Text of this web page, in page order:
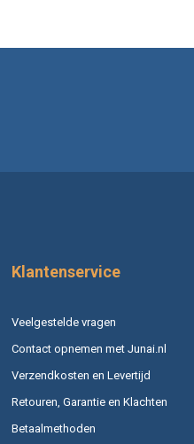
Klantenservice
Veelgestelde vragen
Contact opnemen met Junai.nl
Verzendkosten en Levertijd
Retouren, Garantie en Klachten
Betaalmethoden